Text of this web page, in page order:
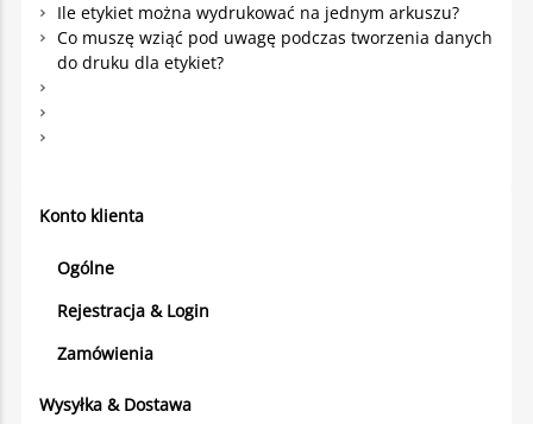
Konto klienta
Ogólne
Rejestracja & Login
Zamówienia
Wysyłka & Dostawa
Ile etykiet można wydrukować na jednym arkuszu?
Co muszę wziąć pod uwagę podczas tworzenia danych
do druku dla etykiet?